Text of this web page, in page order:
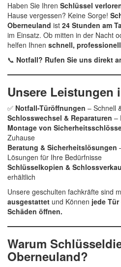
Haben Sie Ihren Schlüssel
Hause vergessen? Keine Sorge!
Oberneuland ist 24 Stunden am
im Einsatz. Ob mitten in der Nacht
helfen Ihnen schnell,
📞 Notfall? Rufen Sie uns direkt
Unsere Leistungen
✅ Notfall-Türöffnungen – Schnell
Schlosswechsel & Reparaturen –
Montage von
Zuhause
Beratung & Sicherheitslösungen
Lösungen für Ihre Bedürfnisse
Schlüsselkopien &
erhältlich
Unsere geschulten fachkräfte sind
ausgestattet und Können jede
Schäden öffnen.
Warum
Oberneuland?